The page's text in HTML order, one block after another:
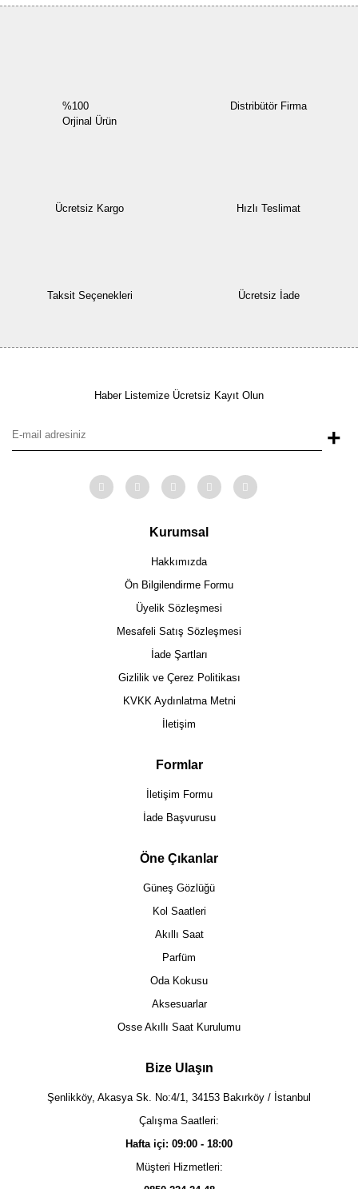
%100
Orjinal Ürün
Distribütör Firma
Ücretsiz Kargo Hızlı Teslimat
Taksit Seçenekleri Ücretsiz İade
Haber Listemize Ücretsiz Kayıt Olun
+
Kurumsal
Hakkımızda
Ön Bilgilendirme Formu
Üyelik Sözleşmesi
Mesafeli Satış Sözleşmesi
İade Şartları
Gizlilik ve Çerez Politikası
KVKK Aydınlatma Metni
İletişim
Formlar
İletişim Formu
İade Başvurusu
Öne Çıkanlar
Güneş Gözlüğü
Kol Saatleri
Akıllı Saat
Parfüm
Oda Kokusu
Aksesuarlar
Osse Akıllı Saat Kurulumu
Bize Ulaşın
Şenlikköy, Akasya Sk. No:4/1, 34153 Bakırköy / İstanbul
Çalışma Saatleri:
Hafta içi: 09:00 - 18:00
Müşteri Hizmetleri: